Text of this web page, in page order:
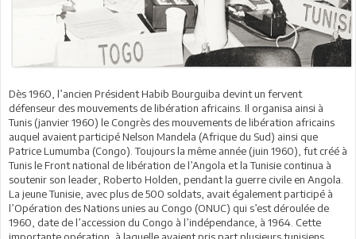
Dès 1960, l’ancien Président Habib Bourguiba devint un fervent
défenseur des mouvements de libération africains. Il organisa ainsi à
Tunis (janvier 1960) le Congrès des mouvements de libération africains
auquel avaient participé Nelson Mandela (Afrique du Sud) ainsi que
Patrice Lumumba (Congo). Toujours la même année (juin 1960), fut créé à
Tunis le Front national de libération de l’Angola et la Tunisie continua à
soutenir son leader, Roberto Holden, pendant la guerre civile en Angola.
La jeune Tunisie, avec plus de 500 soldats, avait également participé à
l’Opération des Nations unies au Congo (ONUC) qui s’est déroulée de
1960, date de l’accession du Congo à l’indépendance, à 1964. Cette